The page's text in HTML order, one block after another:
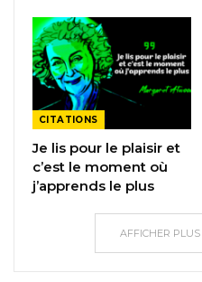
CITATIONS
Je lis pour le plaisir et
c’est le moment où
j’apprends le plus
AFFICHER